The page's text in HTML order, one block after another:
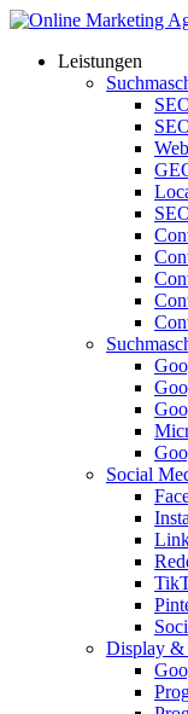
Leistungen
Social
Display &